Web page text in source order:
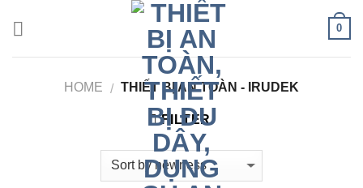
0
HOME / THIẾT BỊ AN TOÀN - IRUDEK
FILTER